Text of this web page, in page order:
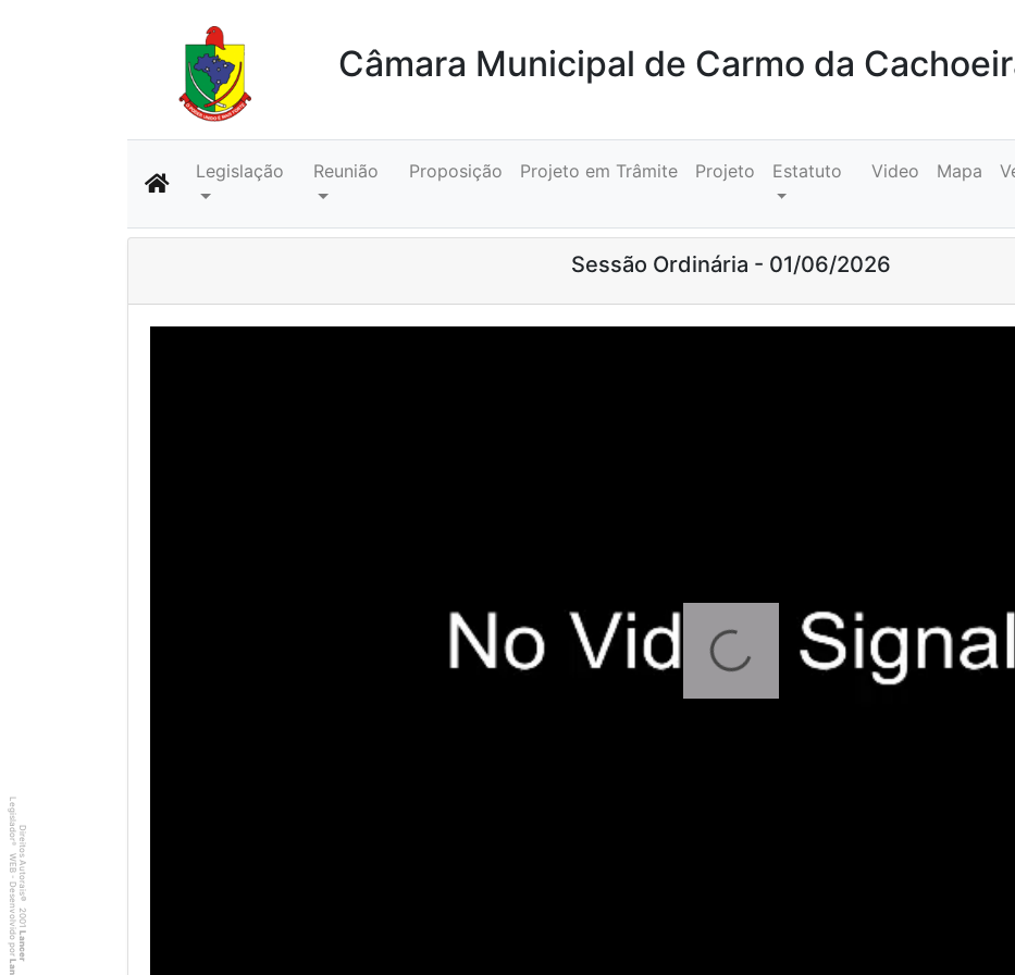
Câmara Municipal de Carmo da
Legislação Reunião Proposição Projeto em Trâmite Projeto Estatuto Video Mapa
Sessão Ordinária - 01/06/2026
Direitos Autorais
©
2001
Lancer
Legislador
®
WEB - Desenvolvido por